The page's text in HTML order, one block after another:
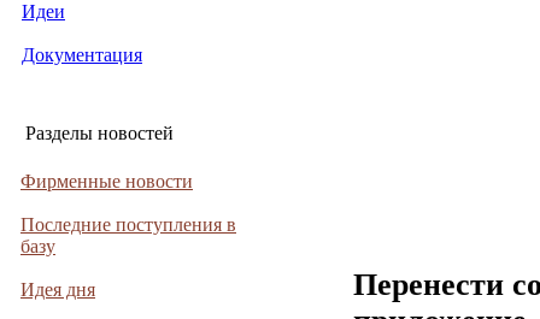
Идеи
Документация
Разделы новостей
Фирменные новости
Последние поступления в
базу
Идея дня
Перенести